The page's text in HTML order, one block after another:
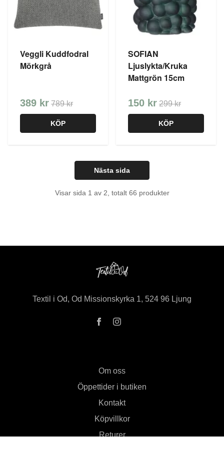
Veggli Kuddfodral
Mörkgrå
389 kr 789 kr
KÖP
SOFIAN
Ljuslykta/Kruka
Mattgrön 15cm
150 kr 299 kr
KÖP
Nästa sida
Visar sida 1 av 2, totalt 66 produkter
Textil i Od, Od Missionskyrka 1, 524 96 Ljung
Om oss
Öppettider i butiken
Kontakt
Köpvillkor
Returer